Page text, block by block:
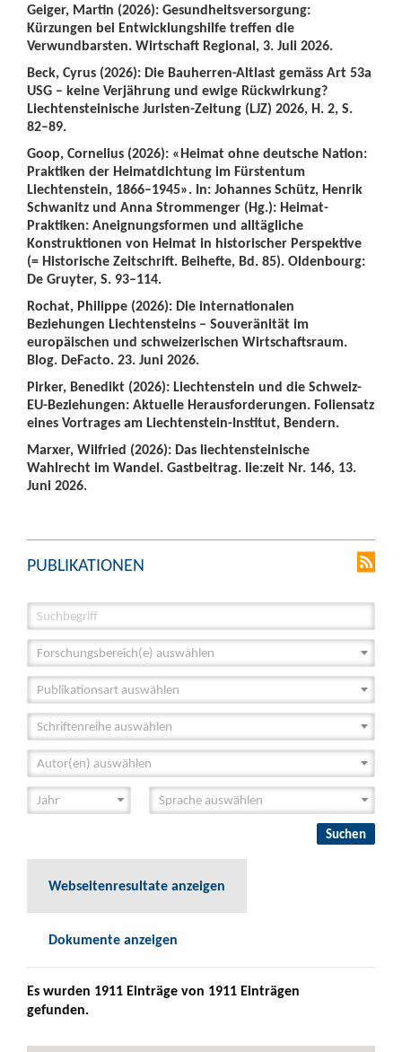
Geiger, Martin (2026): Gesundheitsversorgung:
Kürzungen bei Entwicklungshilfe treffen die
Verwundbarsten. Wirtschaft Regional, 3. Juli 2026.
Beck, Cyrus (2026): Die Bauherren-Altlast gemäss Art 53a
USG – keine Verjährung und ewige Rückwirkung?
Liechtensteinische Juristen-Zeitung (LJZ) 2026, H. 2, S.
82–89.
Goop, Cornelius (2026): «Heimat ohne deutsche Nation:
Praktiken der Heimatdichtung im Fürstentum
Liechtenstein, 1866–1945». In: Johannes Schütz, Henrik
Schwanitz und Anna Strommenger (Hg.): Heimat-
Praktiken: Aneignungsformen und alltägliche
Konstruktionen von Heimat in historischer Perspektive
(= Historische Zeitschrift. Beihefte, Bd. 85). Oldenbourg:
De Gruyter, S. 93–114.
Rochat, Philippe (2026): Die internationalen
Beziehungen Liechtensteins – Souveränität im
europäischen und schweizerischen Wirtschaftsraum.
Blog. DeFacto. 23. Juni 2026.
Pirker, Benedikt (2026): Liechtenstein und die Schweiz-
EU-Beziehungen: Aktuelle Herausforderungen. Foliensatz
eines Vortrages am Liechtenstein-Institut, Bendern.
Marxer, Wilfried (2026): Das liechtensteinische
Wahlrecht im Wandel. Gastbeitrag. lie:zeit Nr. 146, 13.
Juni 2026.
PUBLIKATIONEN
Forschungsbereich(e) auswählen
Publikationsart auswählen
Schriftenreihe auswählen
Autor(en) auswählen
Webseitenresultate anzeigen
Dokumente anzeigen
Es wurden 1911 Einträge von 1911 Einträgen
gefunden.